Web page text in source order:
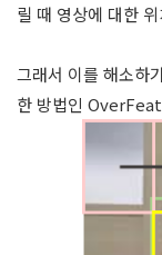
릴 때 영상에 대한
그래서 이를 해소
한 방법인